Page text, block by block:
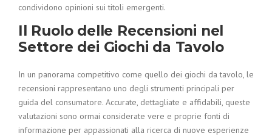
condividono opinioni sui titoli emergenti.
Il Ruolo delle Recensioni nel
Settore dei Giochi da Tavolo
In un panorama competitivo come quello dei giochi da tavolo, le
recensioni rappresentano uno degli strumenti principali per
guida del consumatore. Accurate, dettagliate e affidabili, queste
valutazioni sono ormai considerate vere e proprie fonti di
informazione per appassionati alla ricerca di nuove esperienze